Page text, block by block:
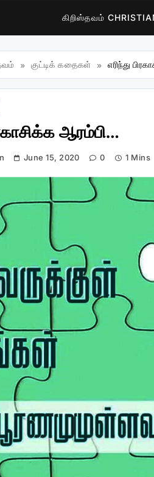
கிறிஸ்தவம்
குட்டிக் கதைகள் எரிந்து
ஆரம்பி…
June 15, 2020 0 1 Mins